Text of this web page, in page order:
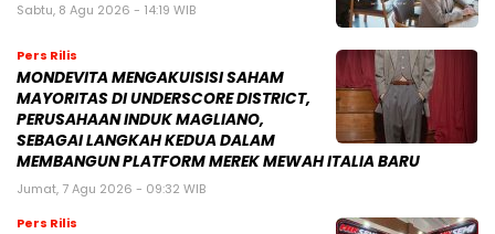
Sabtu, 8 Agu 2026 - 14:19 WIB
Pers Rilis
MONDEVITA MENGAKUISISI SAHAM
MAYORITAS DI UNDERSCORE DISTRICT,
PERUSAHAAN INDUK MAGLIANO,
SEBAGAI LANGKAH KEDUA DALAM
MEMBANGUN PLATFORM MEREK MEWAH ITALIA BARU
Jumat, 7 Agu 2026 - 09:32 WIB
Pers Rilis